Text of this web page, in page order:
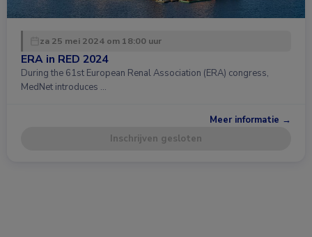
za 25 mei 2024 om 18:00 uur
ERA in RED 2024
During the 61st European Renal Association (ERA) congress,
MedNet introduces …
Meer informatie →
Inschrijven gesloten